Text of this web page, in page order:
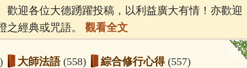
歡迎各位大德踴躍投稿，以利益廣大有情！亦歡迎
之經典或咒語。 觀看全文
大師法語 (558) 綜合修行心得 (557)